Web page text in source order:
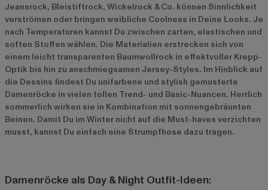
Jeansrock, Bleistiftrock, Wickelrock & Co. können Sinnlichkeit
verströmen oder bringen weibliche Coolness in Deine Looks. Je
nach Temperaturen kannst Du zwischen zarten, elastischen und
soften Stoffen wählen. Die Materialien erstrecken sich von
einem leicht transparenten Baumwollrock in effektvoller Krepp-
Optik bis hin zu anschmiegsamen Jersey-Styles. Im Hinblick auf
die Dessins findest Du unifarbene und stylish gemusterte
Damenröcke in vielen tollen Trend- und Basic-Nuancen. Herrlich
sommerlich wirken sie in Kombination mit sonnengebräunten
Beinen. Damit Du im Winter nicht auf die Must-haves verzichten
musst, kannst Du einfach eine Strumpfhose dazu tragen.
Damenröcke als Day & Night Outfit-Ideen: